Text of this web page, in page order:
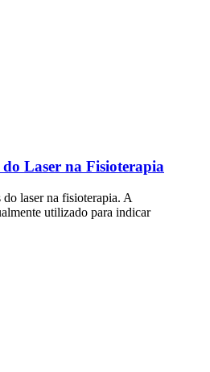
do Laser na Fisioterapia
laser na fisioterapia. A
utilizado para indicar